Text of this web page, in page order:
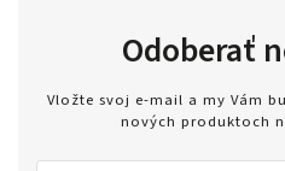
Odoberať
Vložte svoj e-mail a my Vám
nových produktoch